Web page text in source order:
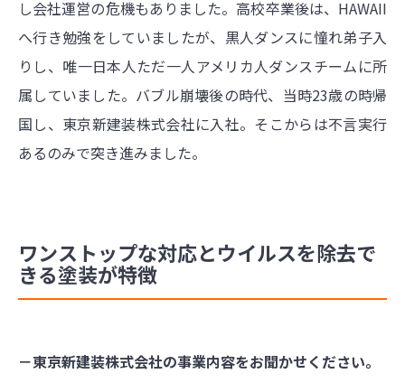
し会社運営の危機もありました。高校卒業後は、HAWAII
へ行き勉強をしていましたが、黒人ダンスに憧れ弟子入
りし、唯一日本人ただ一人アメリカ人ダンスチームに所
属していました。バブル崩壊後の時代、当時23歳の時帰
国し、東京新建装株式会社に入社。そこからは不言実行
あるのみで突き進みました。
ワンストップな対応とウイルスを除去で
きる塗装が特徴
－東京新建装株式会社の事業内容をお聞かせください。